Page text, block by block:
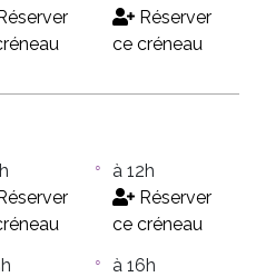
Réserver
ce créneau
à 12h
Réserver
ce créneau
à 16h